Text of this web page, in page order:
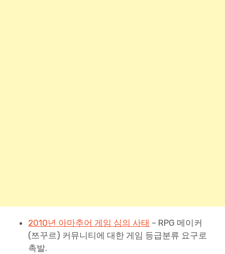
2010년 아마추어 게임 심의 사태 – RPG 메이커
(쯔꾸르) 커뮤니티에 대한 게임 등급분류 요구로
촉발.